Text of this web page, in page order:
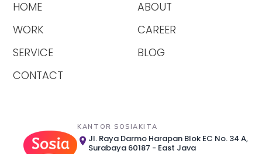
HOME
WORK
SERVICE
CONTACT
ABOUT
CAREER
BLOG
KANTOR SOSIAKITA
Jl. Raya Darmo Harapan Blok EC No. 34 A,
Surabaya 60187 - East Java